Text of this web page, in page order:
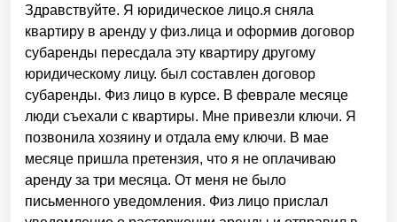
Здравствуйте. Я юридическое лицо.я сняла
квартиру в аренду у физ.лица и оформив договор
субаренды пересдала эту квартиру другому
юридическому лицу. был составлен договор
субаренды. Физ лицо в курсе. В феврале месяце
люди съехали с квартиры. Мне привезли ключи. Я
позвонила хозяину и отдала ему ключи. В мае
месяце пришла претензия, что я не оплачиваю
аренду за три месяца. От меня не было
письменного уведомления. Физ лицо прислал